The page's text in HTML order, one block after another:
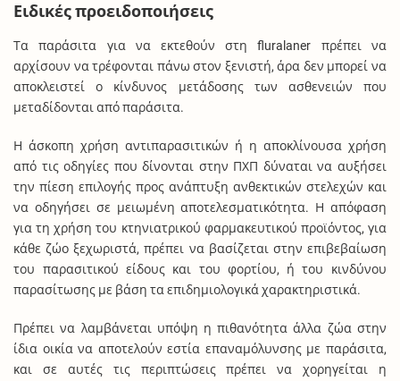
Ειδικές προειδοποιήσεις
Τα παράσιτα για να εκτεθούν στη fluralaner πρέπει να
αρχίσουν να τρέφονται πάνω στον ξενιστή, άρα δεν μπορεί να
αποκλειστεί ο κίνδυνος μετάδοσης των ασθενειών που
μεταδίδονται από παράσιτα.
Η άσκοπη χρήση αντιπαρασιτικών ή η αποκλίνουσα χρήση
από τις οδηγίες που δίνονται στην ΠΧΠ δύναται να αυξήσει
την πίεση επιλογής προς ανάπτυξη ανθεκτικών στελεχών και
να οδηγήσει σε μειωμένη αποτελεσματικότητα. Η απόφαση
για τη χρήση του κτηνιατρικού φαρμακευτικού προϊόντος, για
κάθε ζώο ξεχωριστά, πρέπει να βασίζεται στην επιβεβαίωση
του παρασιτικού είδους και του φορτίου, ή του κινδύνου
παρασίτωσης με βάση τα επιδημιολογικά χαρακτηριστικά.
Πρέπει να λαμβάνεται υπόψη η πιθανότητα άλλα ζώα στην
ίδια οικία να αποτελούν εστία επαναμόλυνσης με παράσιτα,
και σε αυτές τις περιπτώσεις πρέπει να χορηγείται η